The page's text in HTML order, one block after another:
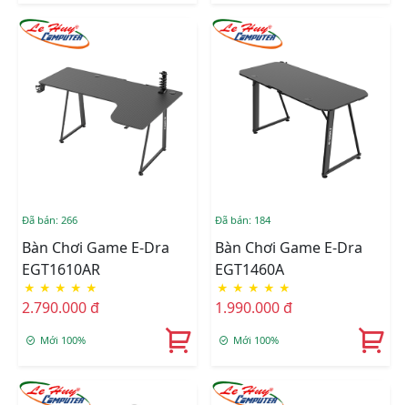
Đã bán: 266
Bàn Chơi Game E-Dra
EGT1610AR
★ ★ ★ ★ ★
2.790.000 đ
Mới 100%
Đã bán: 184
Bàn Chơi Game E-Dra
EGT1460A
★ ★ ★ ★ ★
1.990.000 đ
Mới 100%